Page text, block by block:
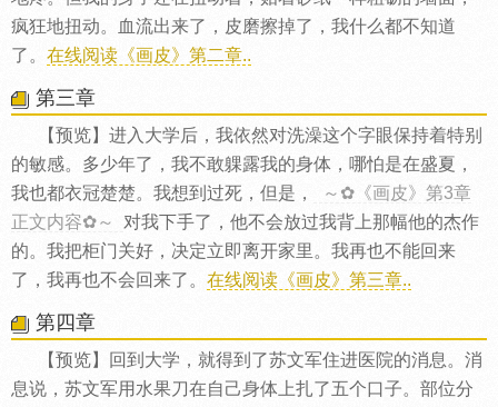
疯狂地扭动。血流出来了，皮磨擦掉了，我什么都不知道
了。 在线阅读《画皮》第二章..
第三章
【预览】进入大学后，我依然对洗澡这个字眼保持着特别
的敏感。多少年了，我不敢躶露我的身体，哪怕是在盛夏，
我也都衣冠楚楚。我想到过死，但是，
～✿《画皮》第3章
正文内容✿～
对我下手了，他不会放过我背上那幅他的杰作
的。我把柜门关好，决定立即离开家里。我再也不能回来
了，我再也不会回来了。 在线阅读《画皮》第三章..
第四章
【预览】回到大学，就得到了苏文军住进医院的消息。消
息说，苏文军用水果刀在自己身体上扎了五个口子。部位分